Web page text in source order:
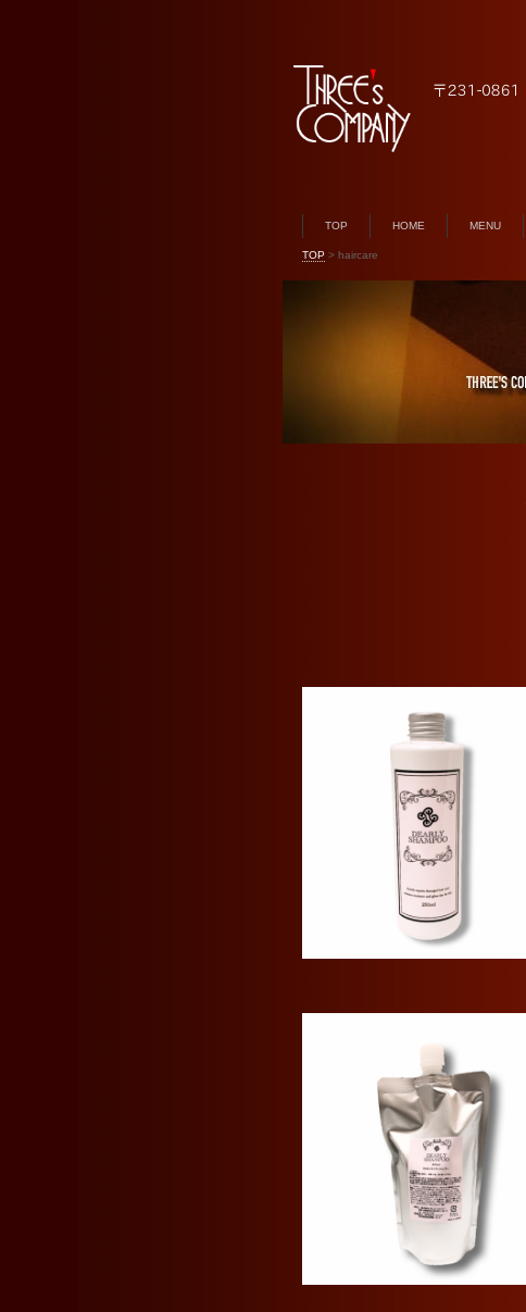
TOP HOME MENU
TOP > haircare